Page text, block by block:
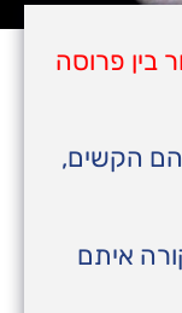
בין פרוסה
הקשים,
איתם